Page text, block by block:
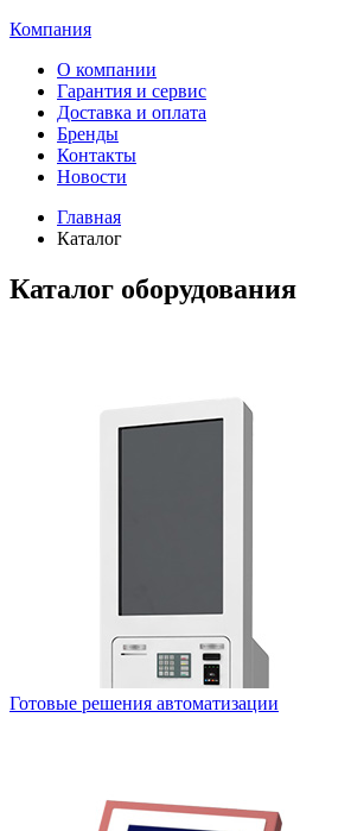
Компания
О компании
Гарантия и сервис
Доставка и оплата
Бренды
Контакты
Новости
Главная
Каталог
Каталог оборудования
Готовые решения автоматизации